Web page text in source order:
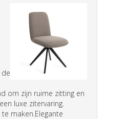
om zijn ruime zitting en
luxe zitervaring.
maken.Elegante